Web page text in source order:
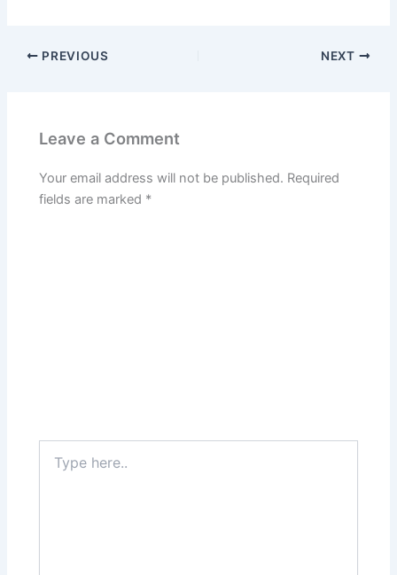
PREVIOUS NEXT
Leave a Comment
Your email address will not be published. Required
fields are marked *
here..